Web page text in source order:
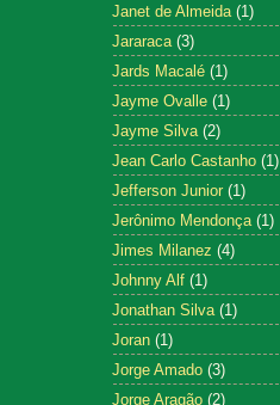
Janet de Almeida (1)
Jararaca (3)
Jards Macalé (1)
Jayme Ovalle (1)
Jayme Silva (2)
Jean Carlo Castanho (1)
Jefferson Junior (1)
Jerônimo Mendonça (1)
Jimes Milanez (4)
Johnny Alf (1)
Jonathan Silva (1)
Joran (1)
Jorge Amado (3)
Jorge Aragão (2)